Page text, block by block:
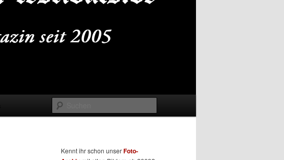
Kennt ihr schon unserFoto-